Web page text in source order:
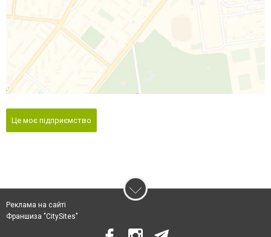
Це моє підприємство
Реклама на сайті
Франшиза "CitySites"